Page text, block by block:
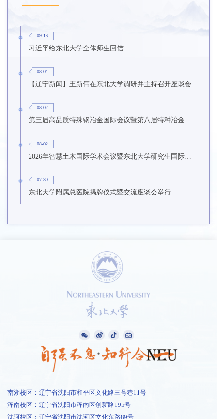
09-16
习近平给东北大学全体师生回信
08-04
【辽宁新闻】王新伟在东北大学调研并主持召开座谈会
08-02
第三届高品质特殊钢冶金国际会议暨第八届特种冶金技术学术会议在东北大学召开
08-02
2026年智慧土木国际学术会议暨东北大学研究生国际暑期学校第九期在东北大学召开
07-30
东北大学附属总医院揭牌仪式暨交流座谈会举行
南湖校区：辽宁省沈阳市和平区文化路三号巷11号
浑南校区：辽宁省沈阳市浑南区创新路195号
沈河校区：辽宁省沈阳市沈河区文化东路89号